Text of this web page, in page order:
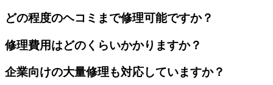
どの程度のヘコミまで修理可能ですか？
修理費用はどのくらいかかりますか？
企業向けの大量修理も対応していますか？